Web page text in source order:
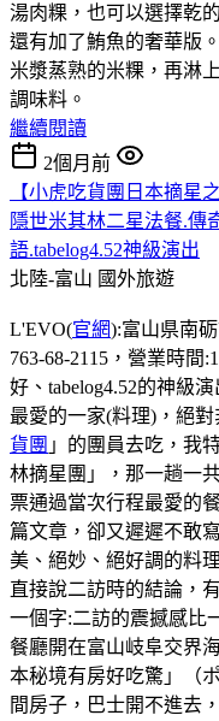
湯肉粿，也可以選擇乾
還有加了鮪魚的奢華版
米漿蒸熟的米粿，再淋
調味料。
繼續閱讀
2個月前
【小虎吃貨團日本摘星
隱世米其林二星法餐.傳
語.tabelog4.52神級演出
北陸-富山 國外旅遊
L'EVO(官網):富山県南
763-68-2115，營業時間
好、tabelog4.52的神級
最愛的一家(料理)，絕
貨團 」的團員去吃，我
林摘星團」，那一趟一
票通過當次行程最愛的
篇文章，卻又遲遲不敢
美、絕妙、絕好調的料
直接說二訪時的結論，
一個字:二訪的震撼感比
餐廳開在富山岐阜交界
本秘境有房好吃驚」（
間房子，巴士開不進去